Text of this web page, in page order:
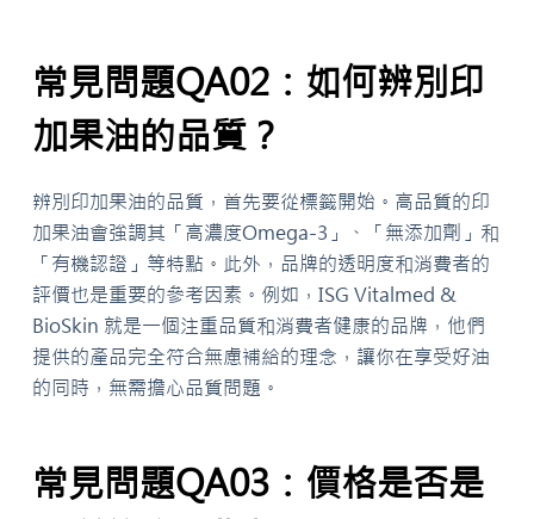
常見問題QA02：如何辨別印
加果油的品質？
辨別印加果油的品質，首先要從標籤開始。高品質的印
加果油會強調其「高濃度Omega-3」、「無添加劑」和
「有機認證」等特點。此外，品牌的透明度和消費者的
評價也是重要的參考因素。例如，ISG Vitalmed &
BioSkin 就是一個注重品質和消費者健康的品牌，他們
提供的產品完全符合無慮補給的理念，讓你在享受好油
的同時，無需擔心品質問題。
常見問題QA03：價格是否是